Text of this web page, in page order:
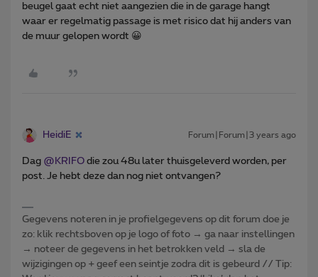
beugel gaat echt niet aangezien die in de garage hangt
waar er regelmatig passage is met risico dat hij anders van
de muur gelopen wordt 😀
HeidiE Forum|Forum|3 years ago
Dag @KRIFO die zou 48u later thuisgeleverd worden, per
post. Je hebt deze dan nog niet ontvangen?
Gegevens noteren in je profielgegevens op dit forum doe je
zo: klik rechtsboven op je logo of foto → ga naar instellingen
→ noteer de gegevens in het betrokken veld → sla de
wijzigingen op + geef een seintje zodra dit is gebeurd // Tip: